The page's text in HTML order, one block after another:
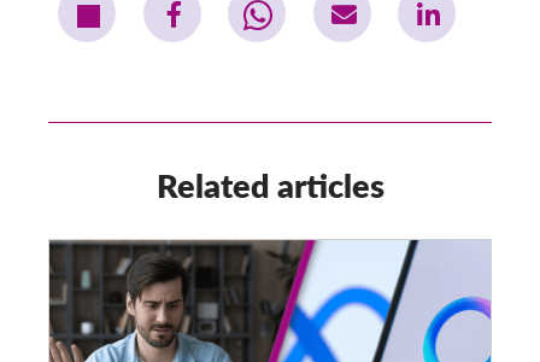
Related articles